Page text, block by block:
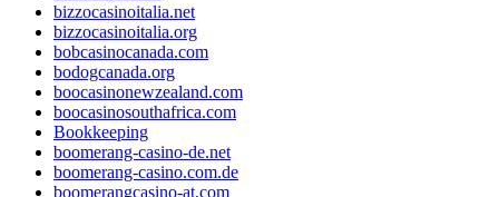
bizzocasinoitalia.net
bizzocasinoitalia.org
bobcasinocanada.com
bodogcanada.org
boocasinonewzealand.com
boocasinosouthafrica.com
Bookkeeping
boomerang-casino-de.net
boomerang-casino.com.de
boomerangcasino-at.com